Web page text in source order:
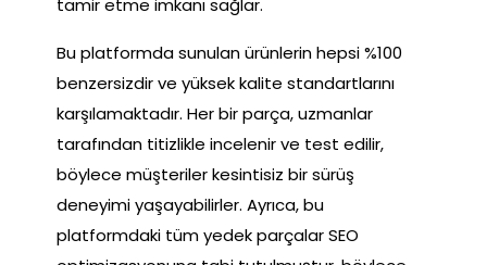
tamir etme imkanı sağlar.
Bu platformda sunulan ürünlerin hepsi %100
benzersizdir ve yüksek kalite standartlarını
karşılamaktadır. Her bir parça, uzmanlar
tarafından titizlikle incelenir ve test edilir,
böylece müşteriler kesintisiz bir sürüş
deneyimi yaşayabilirler. Ayrıca, bu
platformdaki tüm yedek parçalar SEO